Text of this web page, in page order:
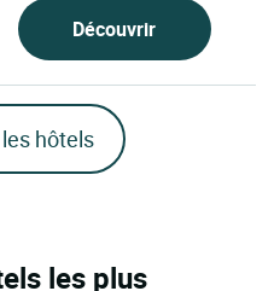
Découvrir
hôtels
les plus